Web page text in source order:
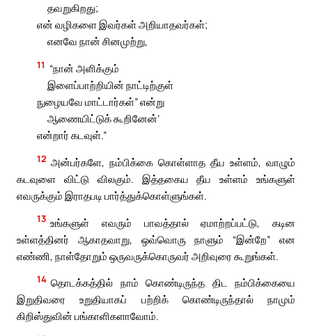
தவறுகிறது;
என் வழிகளை இவர்கள் அறியாதவர்கள்;
எனவே நான் சினமுற்று,
11 “நான் அளிக்கும்
இளைப்பாற்றியின் நாட்டிற்குள்
நுழையவே மாட்டார்கள்” என்று
ஆணையிட்டுக் கூறினேன்’
என்றார் கடவுள்.”
12 அன்பர்களே, நம்பிக்கை கொள்ளாத தீய உள்ளம், வாழும்
கடவுளை விட்டு விலகும். இத்தகைய தீய உள்ளம் உங்களுள்
எவருக்கும் இராதபடி பார்த்துக்கொள்ளுங்கள்.
13 உங்களுள் எவரும் பாவத்தால் ஏமாற்றப்பட்டு, கடின
உள்ளத்தினர் ஆகாதவாறு, ஒவ்வொரு நாளும் “இன்றே” என
எண்ணி, நாள்தோறும் ஒருவருக்கொருவர் அறிவுரை கூறுங்கள்.
14 தொடக்கத்தில் நாம் கொண்டிருந்த திட நம்பிக்கையை
இறுதிவரை உறுதியாகப் பற்றிக் கொண்டிருந்தால் நாமும்
கிறிஸ்துவின் பங்காளிகளாவோம்.